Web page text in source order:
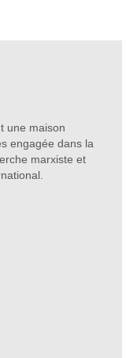
une maison
engagée dans la
marxiste et